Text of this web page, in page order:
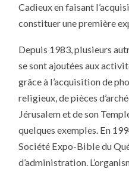
Cadieux en faisant
constituer une première
Depuis 1983, plusieurs
se sont ajoutées aux
grâce à l’acquisition de
religieux, de pièces
Jérusalem et de son
quelques exemples. En
Société Expo-Bible du
d’administration.